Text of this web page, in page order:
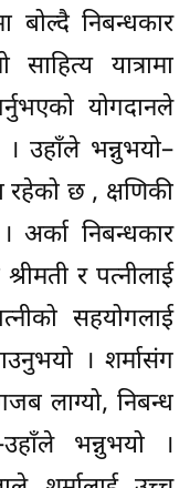
बोल्दै निबन्धकार
यात्रामा
योगदानले
उहाँले भन्नुभयो–
रहेको छ , क्षणिकी
निबन्धकार
र पत्नीलाई
सहयोगलाई
। शर्मासंग
लाग्यो, निबन्ध
भन्नुभयो ।